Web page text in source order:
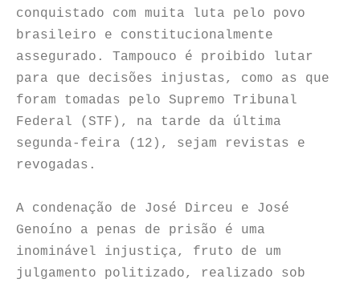
conquistado com muita luta pelo povo
brasileiro e constitucionalmente
assegurado. Tampouco é proibido lutar
para que decisões injustas, como as que
foram tomadas pelo Supremo Tribunal
Federal (STF), na tarde da última
segunda-feira (12), sejam revistas e
revogadas.
A condenação de José Dirceu e José
Genoíno a penas de prisão é uma
inominável injustiça, fruto de um
julgamento politizado, realizado sob